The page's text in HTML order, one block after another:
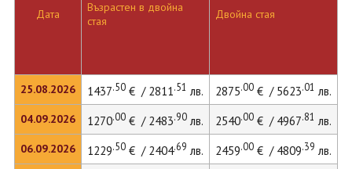
Дата
25.08.2026
04.09.2026
06.09.2026
Възрастен в двойна
стая
Двойна стая
1437.50€ / 2811.51 лв. 2875.00€ / 5623.01 лв.
1270.00€ / 2483.90лв. 2540.00€ / 4967.81 лв.
1229.50€ / 2404.69 лв. 2459.00€ / 4809.39 лв.